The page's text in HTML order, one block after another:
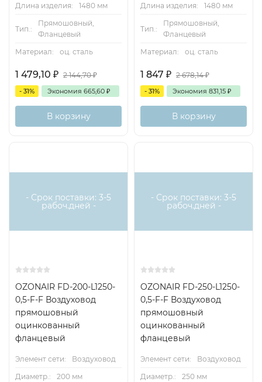
Длина изделия:
1480 мм
Тип.:
Прямошовный,
Фланцевый
Материал:
оц. сталь
1 479,10 ₽ 2 144,70₽
- 31% Экономия 665,60 ₽
В корзину
Длина изделия:
1480 мм
Тип.:
Прямошовный,
Фланцевый
Материал:
оц. сталь
1 847 ₽ 2 678,14₽
- 31% Экономия 831,15 ₽
В корзину
- Срок поставки: 3-5
рабоч.дней -
OZONAIR FD-200-L1250-
0,5-F-F Воздуховод
прямошовный
оцинкованный
фланцевый
Элемент сети:
Воздуховод
Диаметр.:
200 мм
- Срок поставки: 3-5
рабоч.дней -
OZONAIR FD-250-L1250-
0,5-F-F Воздуховод
прямошовный
оцинкованный
фланцевый
Элемент сети:
Воздуховод
Диаметр.:
250 мм